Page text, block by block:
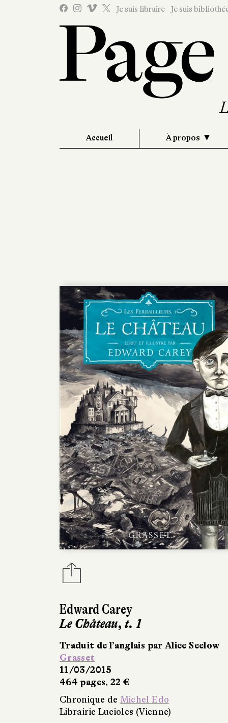
Je suis libraire Je suis
Accueil À propos
Edward Carey
Le Château, t. 1
Traduit de l’anglais par Alice Seelow
Grasset
11/03/2015
464 pages, 22 €
Chronique de Michel Edo
Librairie Lucioles (Vienne)